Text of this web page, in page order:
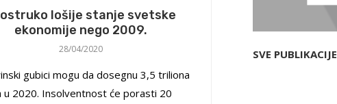
lošije stanje svetske
ekonomije nego 2009.
28/04/2020
gubici mogu da dosegnu 3,5 triliona
u 2020. Insolventnost će porasti 20
SVE PUBLIKACIJE